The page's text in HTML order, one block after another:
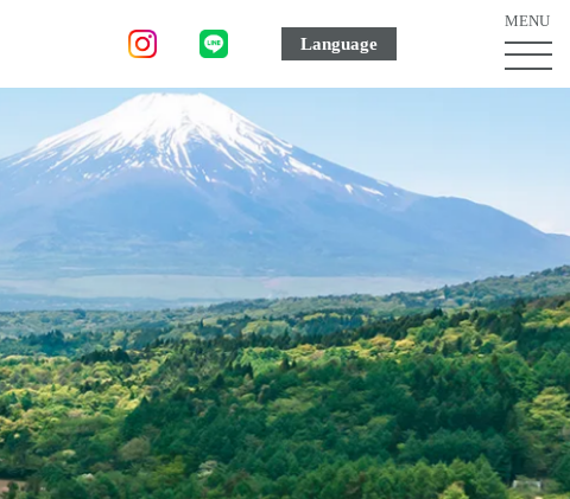
Language
MENU
ボ